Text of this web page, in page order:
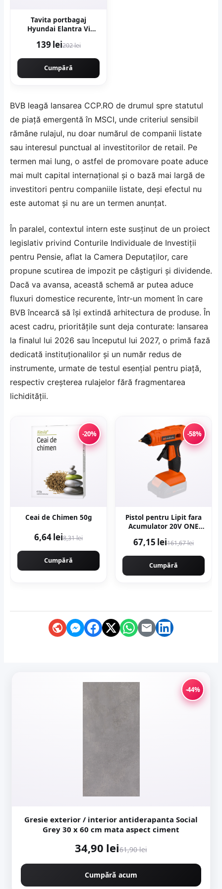
Tavita portbagaj
Hyundai Elantra Vi
139 lei202 lei
Cumpără
BVB leagă lansarea CCP.RO de drumul spre statutul
de piață emergentă în MSCI, unde criteriul sensibil
rămâne rulajul, nu doar numărul de companii listate
sau interesul punctual al investitorilor de retail. Pe
termen mai lung, o astfel de promovare poate aduce
mai mult capital internațional și o bază mai largă de
investitori pentru companiile listate, deși efectul nu
este automat și nu are un termen anunțat.
În paralel, contextul intern este susținut de un proiect
legislativ privind Conturile Individuale de Investiții
pentru Pensie, aflat la Camera Deputaților, care
propune scutirea de impozit pe câștiguri și dividende.
Dacă va avansa, această schemă ar putea aduce
fluxuri domestice recurente, într-un moment în care
BVB încearcă să își extindă arhitectura de produse. În
acest cadru, prioritățile sunt deja conturate: lansarea
la finalul lui 2026 sau începutul lui 2027, o primă fază
dedicată instituționalilor și un număr redus de
instrumente, urmate de testul esențial pentru piață,
respectiv creșterea rulajelor fără fragmentarea
lichidității.
-20%
Ceai de Chimen 50g
6,64 lei8,31 lei
Cumpără
-58%
Pistol pentru Lipit fara
Acumulator 20V ONE
Evotools 681327
67,15 lei161,67 lei
Cumpără
-44%
Gresie exterior / interior antiderapanta Social
Grey 30 x 60 cm mata aspect ciment
34,90 lei61,90 lei
Cumpără acum